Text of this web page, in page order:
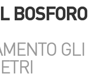
BOSFORO
GLI